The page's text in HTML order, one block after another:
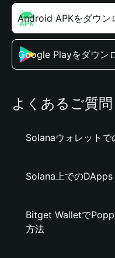
Android APKをダウン
Google Playをダウン
よくあるご質問
Solanaウォレットで
Solana上でのDApps
Bitget Walletで
方法